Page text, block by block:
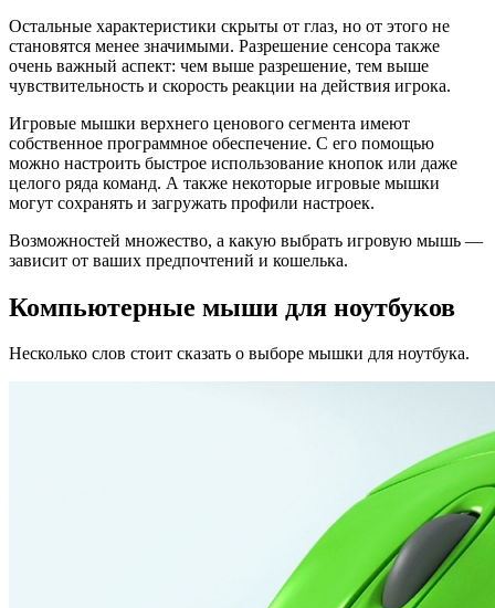
Остальные характеристики скрыты от глаз, но от этого не
становятся менее значимыми. Разрешение сенсора также
очень важный аспект: чем выше разрешение, тем выше
чувствительность и скорость реакции на действия игрока.
Игровые мышки верхнего ценового сегмента имеют
собственное программное обеспечение. С его помощью
можно настроить быстрое использование кнопок или даже
целого ряда команд. А также некоторые игровые мышки
могут сохранять и загружать профили настроек.
Возможностей множество, а какую выбрать игровую мышь —
зависит от ваших предпочтений и кошелька.
Компьютерные мыши для ноутбуков
Несколько слов стоит сказать о выборе мышки для ноутбука.